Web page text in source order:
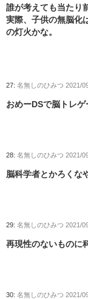
誰が考えても当たり
実際、子供の無脳化
の灯火かな。
27: 名無しのひみつ 2021/
おめーDSで脳トレゲ
28: 名無しのひみつ 2021/
脳科学者とかろくな
29: 名無しのひみつ 2021/
再現性のないものに
30: 名無しのひみつ 2021/